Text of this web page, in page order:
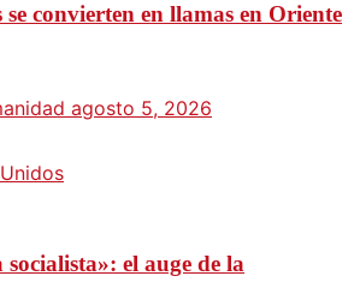
se convierten en llamas en Oriente
agosto 5, 2026
el auge de la